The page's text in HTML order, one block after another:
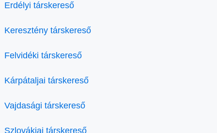
Erdélyi társkereső
Keresztény társkereső
Felvidéki társkereső
Kárpátaljai társkereső
Vajdasági társkereső
Szlovákiai társkereső